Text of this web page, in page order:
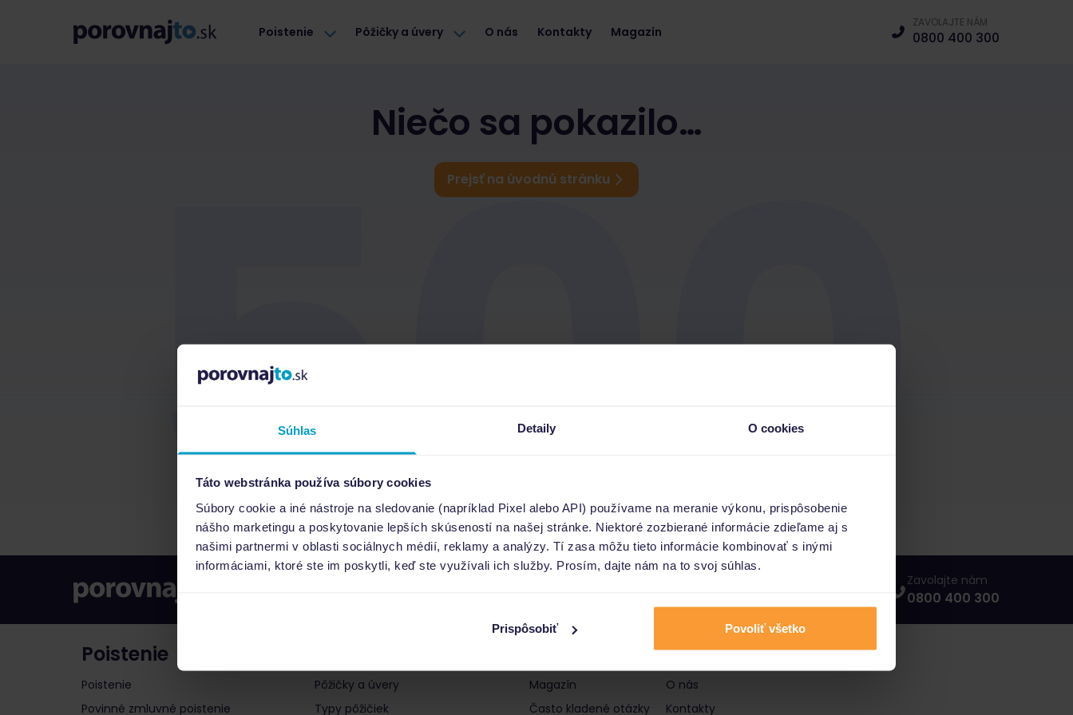
Súhlas Detaily O cookies
Táto webstránka používa súbory cookies
Súbory cookie a iné nástroje na sledovanie (napríklad Pixel alebo API) používame na meranie výkonu, prispôsobenie
nášho marketingu a poskytovanie lepších skúseností na našej stránke. Niektoré zozbierané informácie zdieľame aj s
našimi partnermi v oblasti sociálnych médií, reklamy a analýzy. Tí zasa môžu tieto informácie kombinovať s inými
informáciami, ktoré ste im poskytli, keď ste využívali ich služby. Prosím, dajte nám na to svoj súhlas.
Prispôsobiť Povoliť všetko
Poistenie Pôžičky a úvery O nás Kontakty Magazín
ZAVOLAJTE NÁM
0800 400 300
Niečo sa pokazilo…
Prejsť na úvodnú stránku
Zavolajte nám
0800 400 300
Poistenie
Poistenie
Povinné zmluvné poistenie
Pôžičky a úvery
Typy pôžičiek
Magazín
Často kladené otázky
Porovnajto.sk
O nás
Kontakty